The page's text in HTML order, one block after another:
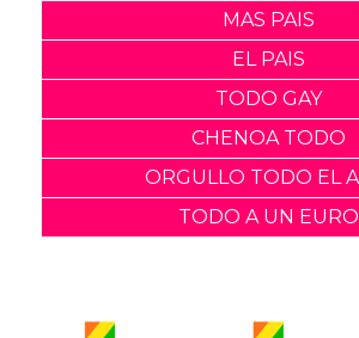
MAS PAIS
EL PAIS
TODO GAY
CHENOA TODO
ORGULLO TODO EL
TODO A UN EURO